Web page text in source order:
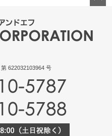
ップ
へ
622032103964 号